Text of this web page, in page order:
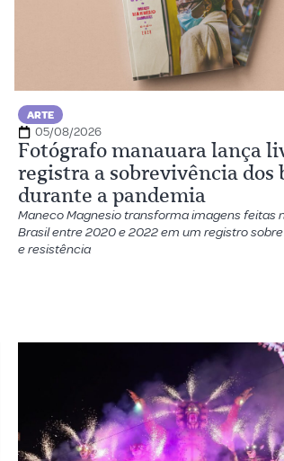
ARTE
05/08/2026
Fotógrafo manauara lança
registra a sobrevivência dos
durante a pandemia
Maneco Magnesio transforma imagens feitas
Brasil entre 2020 e 2022 em um registro
e resistência